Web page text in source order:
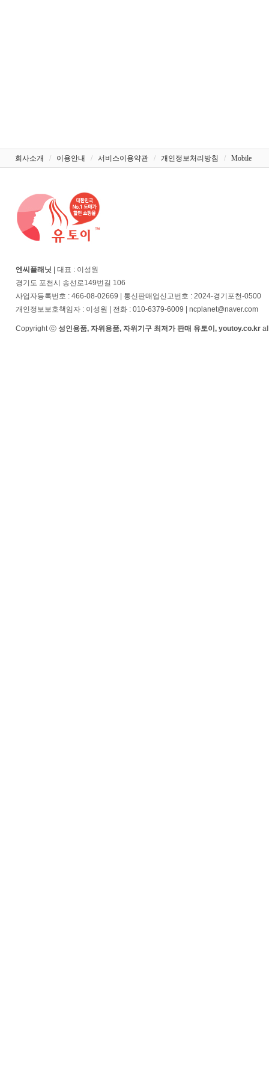
회사소개 / 이용안내 / 서비스이용약관 / 개인정보처리방침 / Mobile
엔씨플래닛 | 대표 : 이성원
경기도 포천시 송선로149번길 106
사업자등록번호 : 466-08-02669 | 통신판매업신고번호 : 2024-경기포천-0500
개인정보보호책임자 : 이성원 | 전화 : 010-6379-6009 | ncplanet@naver.com
Copyright ⓒ 성인용품, 자위용품, 자위기구 최저가 판매 유토이, youtoy.co.kr